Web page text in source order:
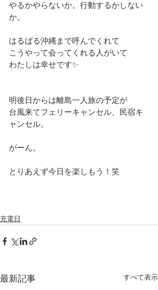
やるかやらないか。行動するかしない
か。
はるばる沖縄まで呼んでくれて
こうやって会ってくれる人がいて
わたしは幸せです✨
明後日からは離島一人旅の予定が
台風来てフェリーキャンセル、民宿キ
ャンセル。
がーん。
とりあえず今日を楽しもう！笑
充電日
最新記事 すべて表示